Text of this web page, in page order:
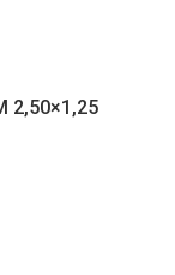
2,50×1,25